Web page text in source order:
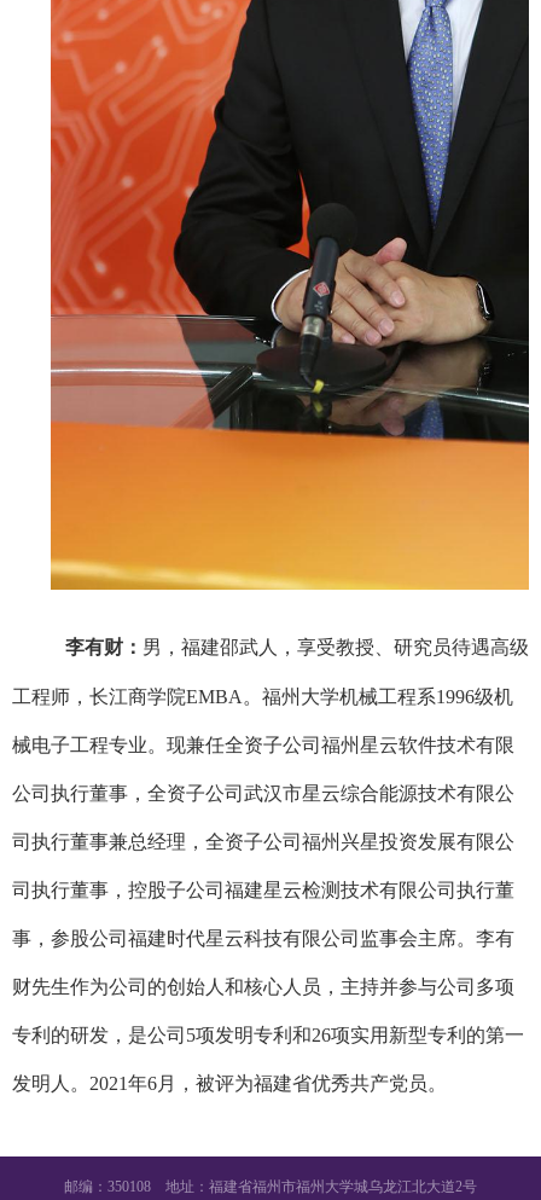
李有财： 男，福建邵武人，享受教授、研究员待遇高级
工程师，长江商学院EMBA。 福州大学机械工程系1996级机
械电子工程专业。现兼任全资子公司福州星云软件技术有限
公司执行董事，全资子公司武汉市星云综合能源技术有限公
司执行董事兼总经理，全资子公司福州兴星投资发展有限公
司执行董事，控股子公司福建星云检测技术有限公司执行董
事，参股公司福建时代星云科技有限公司监事会主席。李有
财先生作为公司的创始人和核心人员，主持并参与公司多项
专利的研发，是公司5项发明专利和26项实用新型专利的第一
发明人。2021年6月，被评为福建省优秀共产党员。
邮编：350108 地址：福建省福州市福州大学城乌龙江北大道2号